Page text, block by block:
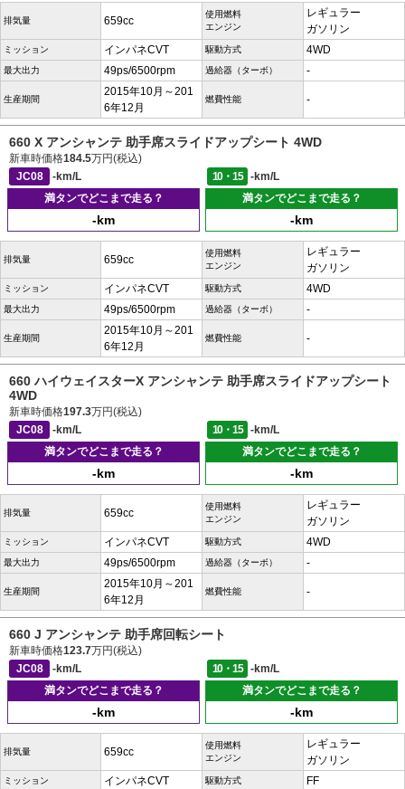
排気量 659cc
使用燃料
エンジン
レギュラー
ガソリン
ミッション インパネCVT 駆動方式 4WD
最大出力 49ps/6500rpm 過給器（ターボ） -
生産期間
2015年10月～201
6年12月
燃費性能 -
660 X アンシャンテ 助手席スライドアップシート 4WD
新車時価格184.5万円(税込)
JC08
-km/L 10・15
-km/L
満タンでどこまで走る？
-km
満タンでどこまで走る？
-km
排気量 659cc
使用燃料
エンジン
レギュラー
ガソリン
ミッション インパネCVT 駆動方式 4WD
最大出力 49ps/6500rpm 過給器（ターボ） -
生産期間
2015年10月～201
6年12月
燃費性能 -
660 ハイウェイスターX アンシャンテ 助手席スライドアップシート
4WD
新車時価格197.3万円(税込)
JC08
-km/L 10・15
-km/L
満タンでどこまで走る？
-km
満タンでどこまで走る？
-km
排気量 659cc
使用燃料
エンジン
レギュラー
ガソリン
ミッション インパネCVT 駆動方式 4WD
最大出力 49ps/6500rpm 過給器（ターボ） -
生産期間
2015年10月～201
6年12月
燃費性能 -
660 J アンシャンテ 助手席回転シート
新車時価格123.7万円(税込)
JC08
-km/L 10・15
-km/L
満タンでどこまで走る？
-km
満タンでどこまで走る？
-km
排気量 659cc
使用燃料
エンジン
レギュラー
ガソリン
ミッション インパネCVT 駆動方式 FF